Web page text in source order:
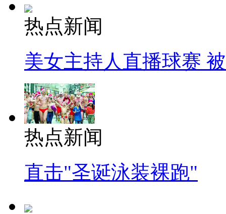
热点新闻
美女主持人直播球赛
热点新闻
直击"圣诞泳装裸跑"